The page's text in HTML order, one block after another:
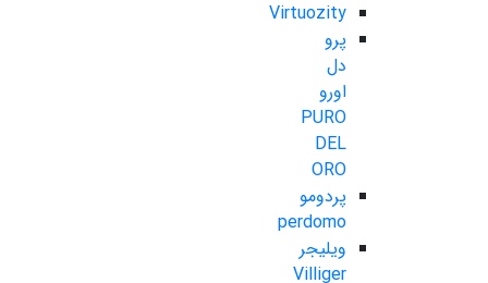
Virtuozity
پرو
دل
اورو
PURO
DEL
ORO
پردومو
perdomo
ویلیجر
Villiger